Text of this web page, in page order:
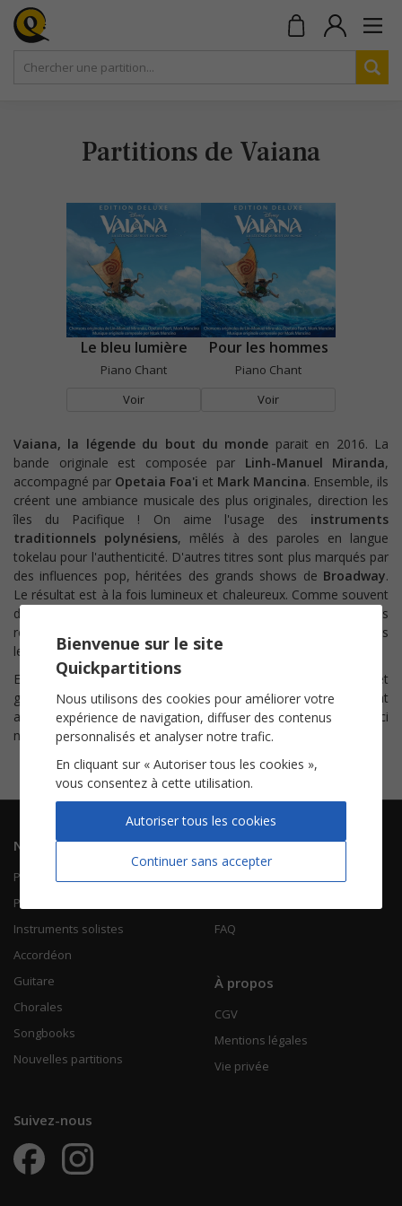
Partitions de Vaiana
Vaiana, la légende du bout du monde parait en 2016. La
bande originale est composée par Linh-Manuel Miranda,
accompagné par Opetaia Foa'i et Mark Mancina. Ensemble, ils
créent une ambiance musicale des plus originales, direction les
îles du Pacifique ! On aime l'usage des instruments
traditionnels polynésiens, mêlés à des paroles en langue
tokelau pour l'authenticité. D'autres titres sont plus marqués par
des influences pop, héritées des grands shows de Broadway.
Le résultat est à la fois lumineux et chaleureux. Comme souvent
dans les productions
, plusieurs thèmes mélodiques
récurrents sont associés aux personnages, les soutenant dans
leur action.
Entre modernité et tradition, la musique du film séduit petits et
grands. Revivez les grands moments de l'histoire en interprétant
au
pianoles titresPour les hommesetLe bleu lumière
! Voici
nos
partitionspour vous accompagner.
Le bleu lumière
Piano Chant
Voir
Pour les hommes
Piano Chant
Voir
Navigation
Piano Chant
Piano Solo
Instruments solistes
Accordéon
Guitare
Chorales
Songbooks
Nouvelles partitions
Informations
FAQ
À propos
CGV
Mentions légales
Vie privée
Suivez-nous
Bienvenue sur le site
Quickpartitions
Nous utilisons des cookies pour améliorer votre
expérience de navigation, diffuser des contenus
personnalisés et analyser notre trafic.
En cliquant sur « Autoriser tous les cookies »,
vous consentez à cette utilisation.
Continuer sans accepter
Autoriser tous les cookies